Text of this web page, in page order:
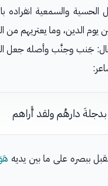
الحسية والسمعية انفراده
يوم الدين، وما يعتريهم من
جَنب وجنَّب وأصله جعل
بدجلةَ دارهُم ولقد أَراهم
ببصره على ما بين يديه